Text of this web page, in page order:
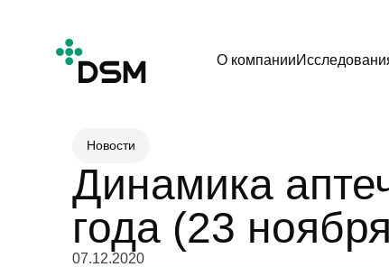
О компании
Новости
Динамика
года (23
07.12.2020